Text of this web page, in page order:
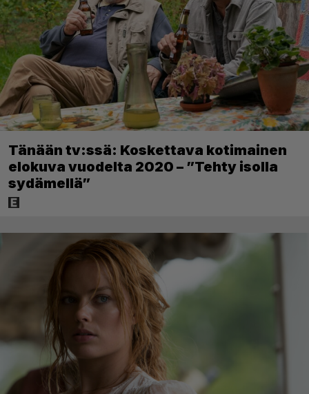
Tänään tv:ssä: Koskettava kotimainen
elokuva vuodelta 2020 – ”Tehty isolla
sydämellä”